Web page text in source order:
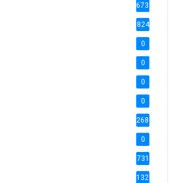
6738
824
0
0
0
0
2686
0
731
1321